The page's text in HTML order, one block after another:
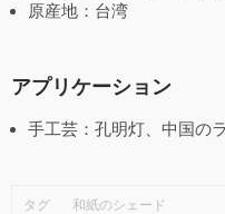
原産地：台湾
アプリケーション
手工芸：孔明灯、中国の
タグ 和紙のシェード